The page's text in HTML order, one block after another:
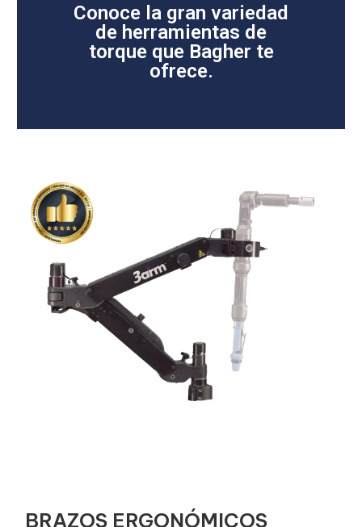
Conoce la gran variedad
de herramientas de
torque que Bagher te
ofrece.
BRAZOS ERGONÓMICOS